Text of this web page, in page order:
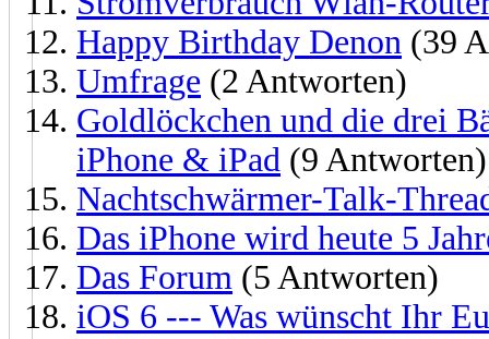
Happy Birthday Denon (39
Umfrage (2 Antworten)
Goldlöckchen und die drei
iPhone & iPad (9 Antworten)
Nachtschwärmer-Talk-
Das iPhone wird heute 5
Das Forum (5 Antworten)
iOS 6 --- Was wünscht Ihr